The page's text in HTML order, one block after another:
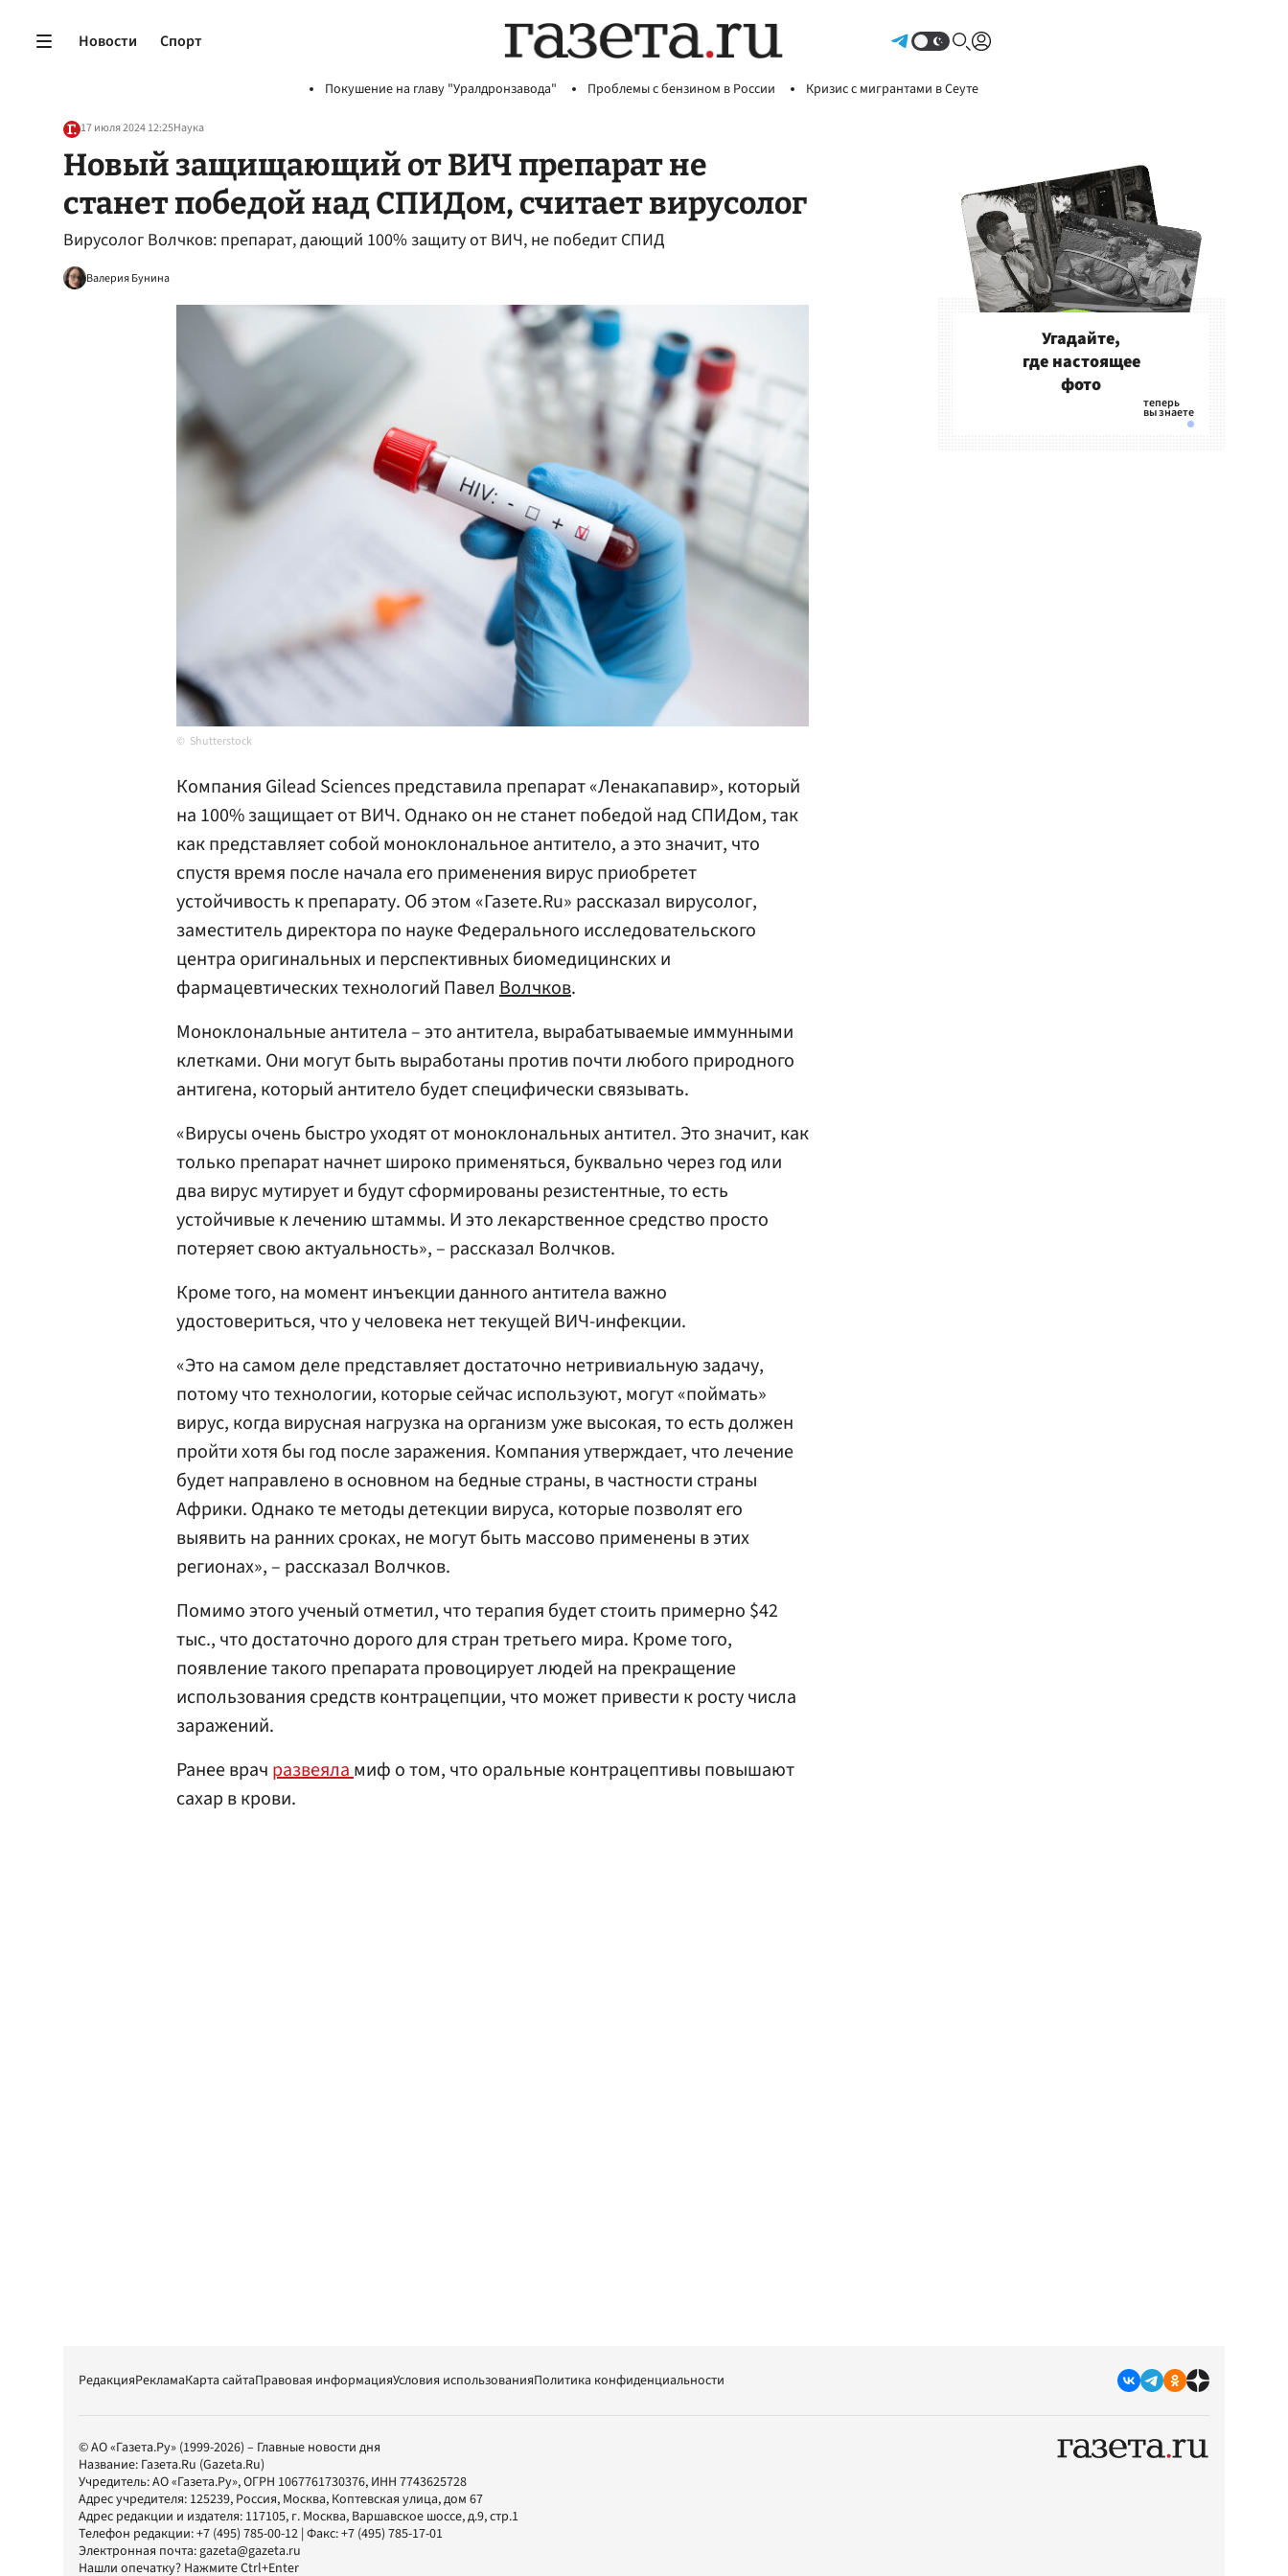
Новости Спорт
Покушение на главу "Уралдронзавода" Проблемы с бензином в России Кризис с мигрантами в Сеуте
17 июля 2024 12:25Наука
Новый защищающий от ВИЧ препарат не
станет победой над СПИДом, считает вирусолог
Вирусолог Волчков: препарат, дающий 100% защиту от ВИЧ, не победит СПИД
Валерия Бунина
Shutterstock
Компания Gilead Sciences представила препарат «Ленакапавир», который
на 100% защищает от ВИЧ. Однако он не станет победой над СПИДом, так
как представляет собой моноклональное антитело, а это значит, что
спустя время после начала его применения вирус приобретет
устойчивость к препарату. Об этом «Газете.Ru» рассказал вирусолог,
заместитель директора по науке Федерального исследовательского
центра оригинальных и перспективных биомедицинских и
фармацевтических технологий Павел Волчков.
Моноклональные антитела – это антитела, вырабатываемые иммунными
клетками. Они могут быть выработаны против почти любого природного
антигена, который антитело будет специфически связывать.
«Вирусы очень быстро уходят от моноклональных антител. Это значит, как
только препарат начнет широко применяться, буквально через год или
два вирус мутирует и будут сформированы резистентные, то есть
устойчивые к лечению штаммы. И это лекарственное средство просто
потеряет свою актуальность», – рассказал Волчков.
Кроме того, на момент инъекции данного антитела важно
удостовериться, что у человека нет текущей ВИЧ-инфекции.
«Это на самом деле представляет достаточно нетривиальную задачу,
потому что технологии, которые сейчас используют, могут «поймать»
вирус, когда вирусная нагрузка на организм уже высокая, то есть должен
пройти хотя бы год после заражения. Компания утверждает, что лечение
будет направлено в основном на бедные страны, в частности страны
Африки. Однако те методы детекции вируса, которые позволят его
выявить на ранних сроках, не могут быть массово применены в этих
регионах», – рассказал Волчков.
Помимо этого ученый отметил, что терапия будет стоить примерно $42
тыс., что достаточно дорого для стран третьего мира. Кроме того,
появление такого препарата провоцирует людей на прекращение
использования средств контрацепции, что может привести к росту числа
заражений.
Ранее врач развеяламиф о том, что оральные контрацептивы повышают
сахар в крови.
Угадайте,
где настоящее
фото
РедакцияРекламаКарта сайтаПравовая информацияУсловия использованияПолитика конфиденциальности
© АО «Газета.Ру» (1999-2026) – Главные новости дня
Название: Газета.Ru (Gazeta.Ru)
Учредитель:АО «Газета.Ру», ОГРН 1067761730376, ИНН 7743625728
Адрес учредителя: 125239, Россия, Москва, Коптевская улица, дом 67
Адрес редакции и издателя: 117105, г. Москва, Варшавское шоссе, д.9, стр.1
Телефон редакции:+7 (495) 785-00-12 | Факс:+7 (495) 785-17-01
Электронная почта:gazeta@gazeta.ru
Нашли опечатку? Нажмите Ctrl+Enter